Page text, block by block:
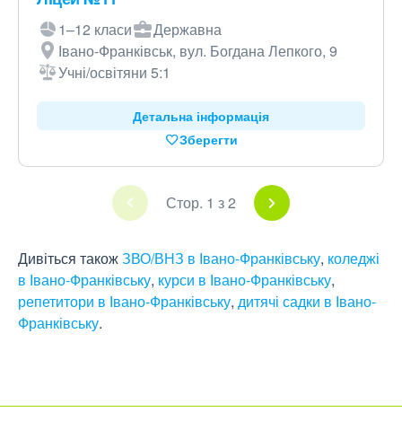
1–12 класи
Державна
Івано-Франківськ, вул. Богдана Лепкого, 9
Учні/освітяни 5:1
Детальна інформація
Зберегти
Стор. 1 з 2
Дивіться такожЗВО/ВНЗ в Івано-Франківську, коледжі
в Івано-Франківську, курси в Івано-Франківську,
репетитори в Івано-Франківську, дитячі садки в Івано-
Франківську.